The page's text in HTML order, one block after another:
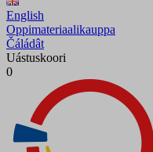
English
Oppimateriaalikauppa
Čáládât
Uástuskoori
0